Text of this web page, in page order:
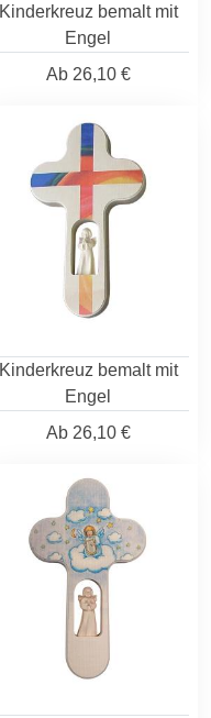
Kinderkreuz bemalt mit
Engel
Ab26,10 €
Kinderkreuz bemalt mit
Engel
Ab26,10 €